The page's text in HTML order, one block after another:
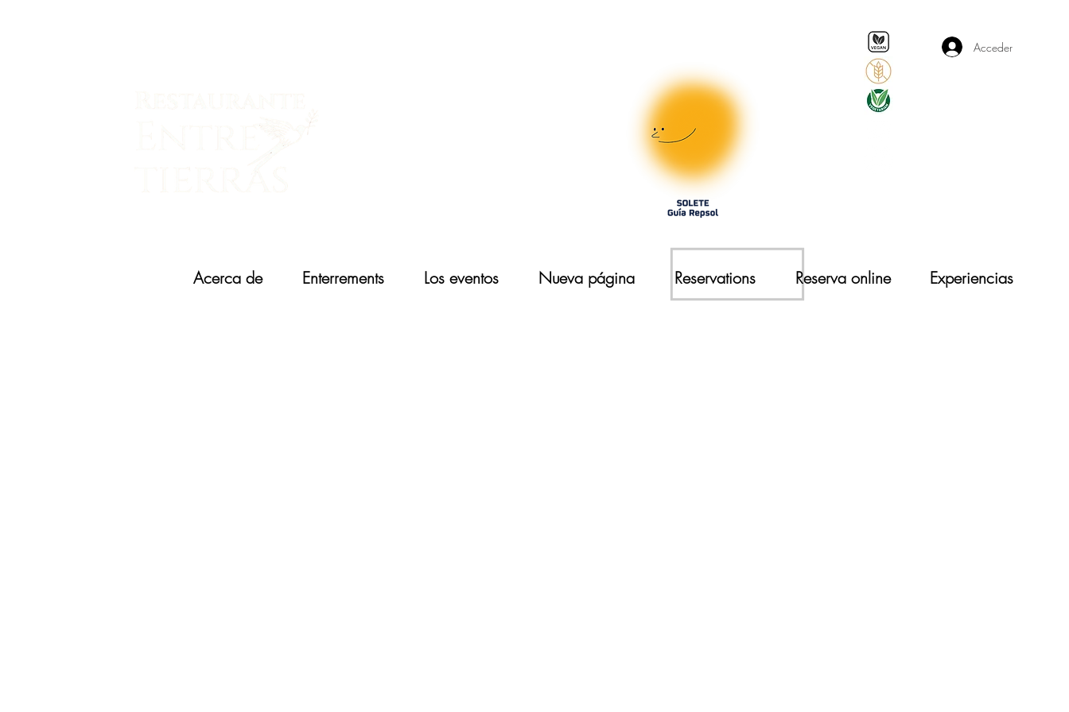
Acceder
Acerca de Enterrements Los eventos Nueva página Reservations Reserva online Experiencias